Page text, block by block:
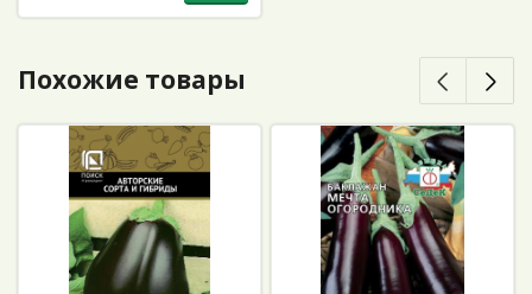
Похожие товары